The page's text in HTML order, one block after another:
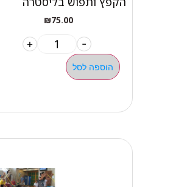
₪75.00
-
+
הוספה לסל